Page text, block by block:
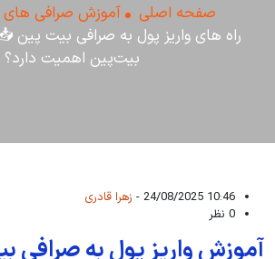
صفحه اصلی
آموزش صرافی های
راه های واریز پول به صرافی بیت پین
بیت‌پین اهمیت دارد؟
10:46 24/08/2025 -
زهرا قادری
0 نظر
آموزش واریز پول به صرافی